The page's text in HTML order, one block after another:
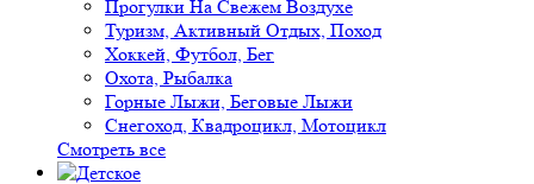
Прогулки На Свежем Воздухе
Туризм, Активный Отдых, Поход
Хоккей, Футбол, Бег
Охота, Рыбалка
Горные Лыжи, Беговые Лыжи
Снегоход, Квадроцикл, Мотоцикл
Смотреть все